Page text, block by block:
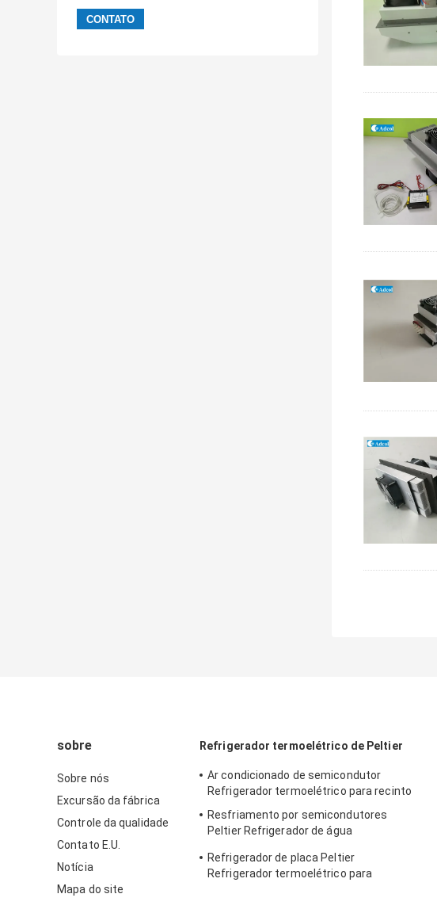
sobre
Sobre nós
Excursão da fábrica
Controle da qualidade
Contato E.U.
Notícia
Mapa do site
Refrigerador termoelétrico de Peltier
Ar condicionado de semicondutor
Refrigerador termoelétrico para recinto
Resfriamento por semicondutores
Peltier Refrigerador de água
Refrigerador de placa Peltier
Refrigerador termoelétrico para